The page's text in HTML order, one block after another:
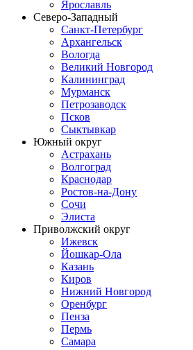
Ярославль
Северо-Западный
Санкт-Петербург
Архангельск
Вологда
Великий Новгород
Калининград
Мурманск
Петрозаводск
Псков
Сыктывкар
Южный округ
Астрахань
Волгоград
Краснодар
Ростов-на-Дону
Сочи
Элиста
Приволжский округ
Ижевск
Йошкар-Ола
Казань
Киров
Нижний Новгород
Оренбург
Пенза
Пермь
Самара